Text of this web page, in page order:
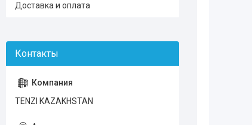
Доставка и оплата
TENZI KAZAKHSTAN